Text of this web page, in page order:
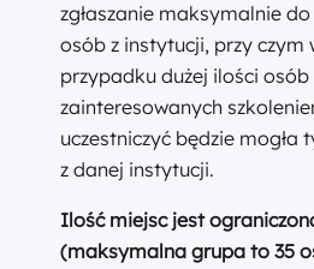
zgłaszanie maksymalnie
osób z instytucji, przy czym
przypadku dużej ilości osób
zainteresowanych
uczestniczyć będzie mogła
z danej instytucji.
Ilość miejsc jest
(maksymalna grupa to 35